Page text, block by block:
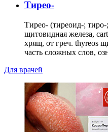
Тирео-
Тирео- (тиреоид-; тиро-
щитовидная железа,
хрящ, от греч. thyreos
часть сложных слов,
Для врачей